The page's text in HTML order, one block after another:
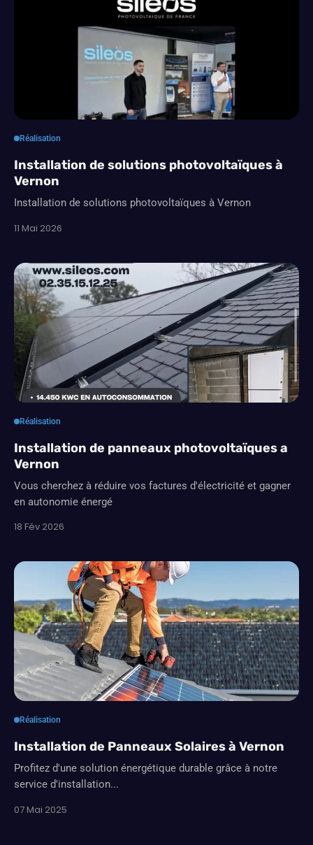
Réalisation
Installation de solutions photovoltaïques à
Vernon
Installation de solutions photovoltaïques à Vernon
11 Mai 2026
Réalisation
Installation de panneaux photovoltaïques a
Vernon
Vous cherchez à réduire vos factures d'électricité et gagner
en autonomie énergé
18 Fév 2026
Réalisation
Installation de Panneaux Solaires à Vernon
Profitez d'une solution énergétique durable grâce à notre
service d'installation...
07 Mai 2025